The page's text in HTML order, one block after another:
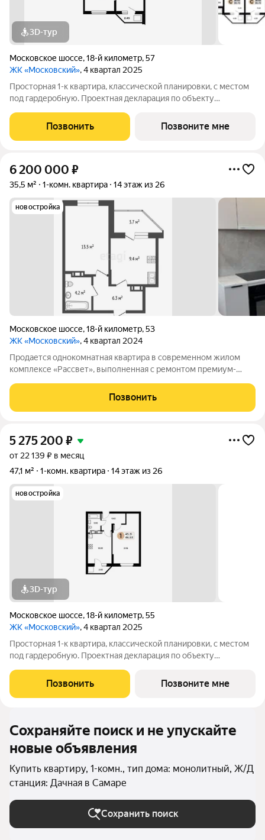
3D-тур
Московское шоссе,18-й километр,57
ЖК «Московский», 4 квартал 2025
Просторная 1-к квартира, классической планировки, с местом
под гардеробную. Проектная декларация по объекту
Позвонить Позвоните мне
6 200 000 ₽
35,5 м² 1-комн. квартира 14 этаж из 26
новостройка
Московское шоссе,18-й километр,53
ЖК «Московский», 4 квартал 2024
Продается однокомнатная квартира в современном жилом
комплексе «Рассвет», выполненная с ремонтом премиум-
инфраструктурой: в шаговой доступности находятся
супермаркеты, фитнес-центр и термальный
Позвонить
5 275 200 ₽
от 22 139 ₽ в месяц
47,1 м²
1-комн. квартира 14 этаж из 26
новостройка
3D-тур
Московское шоссе,18-й километр,55
ЖК «Московский», 4 квартал 2025
Просторная 1-к квартира, классической планировки, с местом
под гардеробную. Проектная декларация по объекту
Позвонить Позвоните мне
Сохраняйте поиск и не упускайте
новые объявления
Купить квартиру, 1-комн., тип дома: монолитный, Ж/Д
станция: Дачная в Самаре
Сохранить поиск